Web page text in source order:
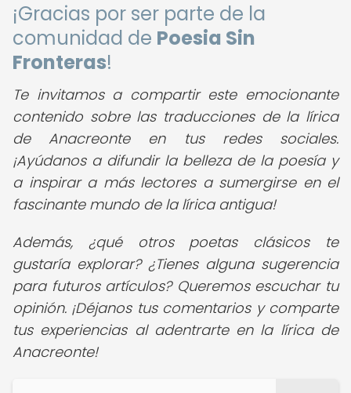
¡Gracias por ser parte de la
comunidad de Poesia Sin
Fronteras!
Te invitamos a compartir este emocionante
contenido sobre las traducciones de la lírica
de Anacreonte en tus redes sociales.
¡Ayúdanos a difundir la belleza de la poesía y
a inspirar a más lectores a sumergirse en el
fascinante mundo de la lírica antigua!
Además, ¿qué otros poetas clásicos te
gustaría explorar? ¿Tienes alguna sugerencia
para futuros artículos? Queremos escuchar tu
opinión. ¡Déjanos tus comentarios y comparte
tus experiencias al adentrarte en la lírica de
Anacreonte!